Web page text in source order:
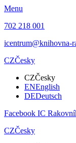
Menu
702 218 001
icentrum@knihovna-
CZČesky
CZČesky
ENEnglish
DEDeutsch
Facebook IC
CZČesky